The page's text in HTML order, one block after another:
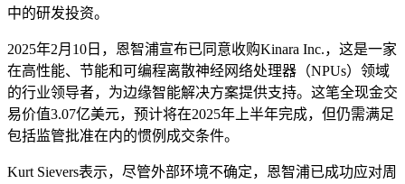
中的研发投资。
2025年2月10日，恩智浦宣布已同意收购Kinara Inc.，这是一家
在高性能、节能和可编程离散神经网络处理器（NPUs）领域
的行业领导者，为边缘智能解决方案提供支持。这笔全现金交
易价值3.07亿美元，预计将在2025年上半年完成，但仍需满足
包括监管批准在内的惯例成交条件。
Kurt Sievers表示，尽管外部环境不确定，恩智浦已成功应对周